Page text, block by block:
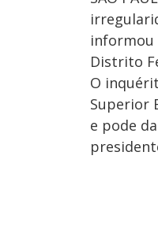
informou
Distrito
O
Superior
e pode